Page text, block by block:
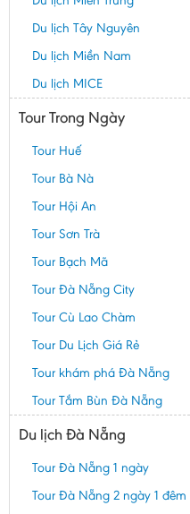
Du lịch Tây Nguyên
Du lịch Miền Nam
Du lịch MICE
Tour Trong Ngày
Tour Huế
Tour Bà Nà
Tour Hội An
Tour Sơn Trà
Tour Bạch Mã
Tour Đà Nẵng City
Tour Cù Lao Chàm
Tour Du Lịch Giá Rẻ
Tour khám phá Đà Nẵng
Tour Tắm Bùn Đà Nẵng
Du lịch Đà Nẵng
Tour Đà Nẵng 1 ngày
Tour Đà Nẵng 2 ngày 1 đêm